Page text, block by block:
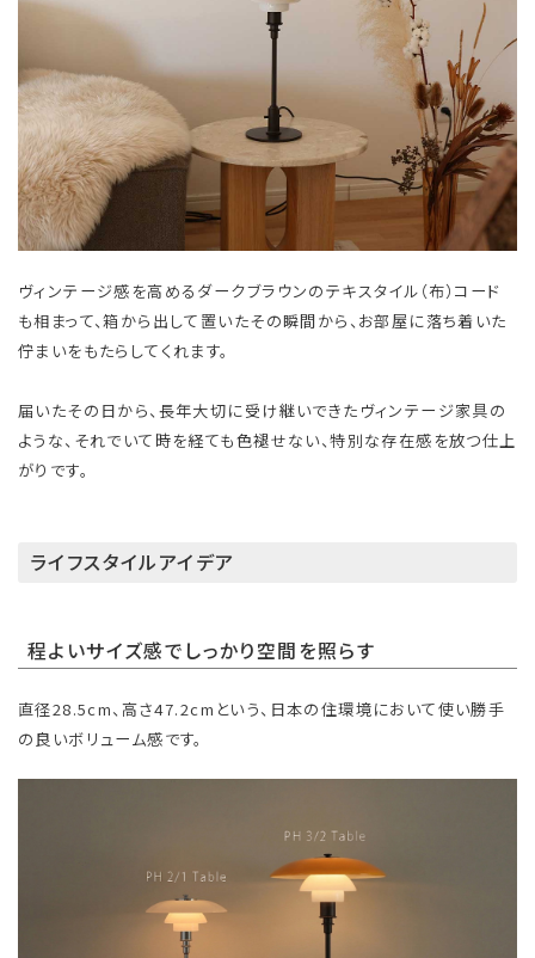
ヴィンテージ感を高めるダークブラウンのテキスタイル（布）コード
も相まって、箱から出して置いたその瞬間から、お部屋に落ち着いた
佇まいをもたらしてくれます。
届いたその日から、長年大切に受け継いできたヴィンテージ家具の
ような、それでいて時を経ても色褪せない、特別な存在感を放つ仕上
がりです。
ライフスタイルアイデア
程よいサイズ感でしっかり空間を照らす
直径28.5cm、高さ47.2cmという、日本の住環境において使い勝手
の良いボリューム感です。